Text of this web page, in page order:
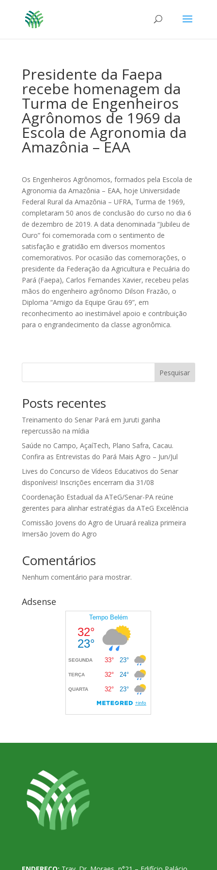
Presidente da Faepa
recebe homenagem da
Turma de Engenheiros
Agrônomos de 1969 da
Escola de Agronomia da
Amazônia – EAA
Os Engenheiros Agrônomos, formados pela Escola de
Agronomia da Amazônia – EAA, hoje Universidade
Federal Rural da Amazônia – UFRA, Turma de 1969,
completaram 50 anos de conclusão do curso no dia 6
de dezembro de 2019. A data denominada “Jubileu de
Ouro” foi comemorada com o sentimento de
satisfação e gratidão em diversos momentos
comemorativos. Por ocasião das comemorações, o
presidente da Federação da Agricultura e Pecuária do
Pará (Faepa), Carlos Fernandes Xavier, recebeu pelas
mãos do engenheiro agrônomo Dilson Frazão, o
Diploma “Amigo da Equipe Grau 69”, em
reconhecimento ao inestimável apoio e contribuição
para o engrandecimento da classe agronômica.
Pesquisar
Posts recentes
Treinamento do Senar Pará em Juruti ganha
repercussão na mídia
Saúde no Campo, AçaíTech, Plano Safra, Cacau.
Confira as Entrevistas do Pará Mais Agro – Jun/Jul
Lives do Concurso de Vídeos Educativos do Senar
disponíveis! Inscrições encerram dia 31/08
Coordenação Estadual da ATeG/Senar-PA reúne
gerentes para alinhar estratégias da ATeG Excelência
Comissão Jovens do Agro de Uruará realiza primeira
Imersão Jovem do Agro
Comentários
Nenhum comentário para mostrar.
Adsense